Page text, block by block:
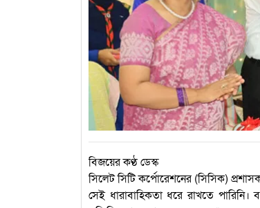
বিজয়ের কণ্ঠ ডেস্ক
সিলেট সিটি কর্পোরেশনের (সিসিক)
সেই ধারাবাহিকতা ধরে রাখতে